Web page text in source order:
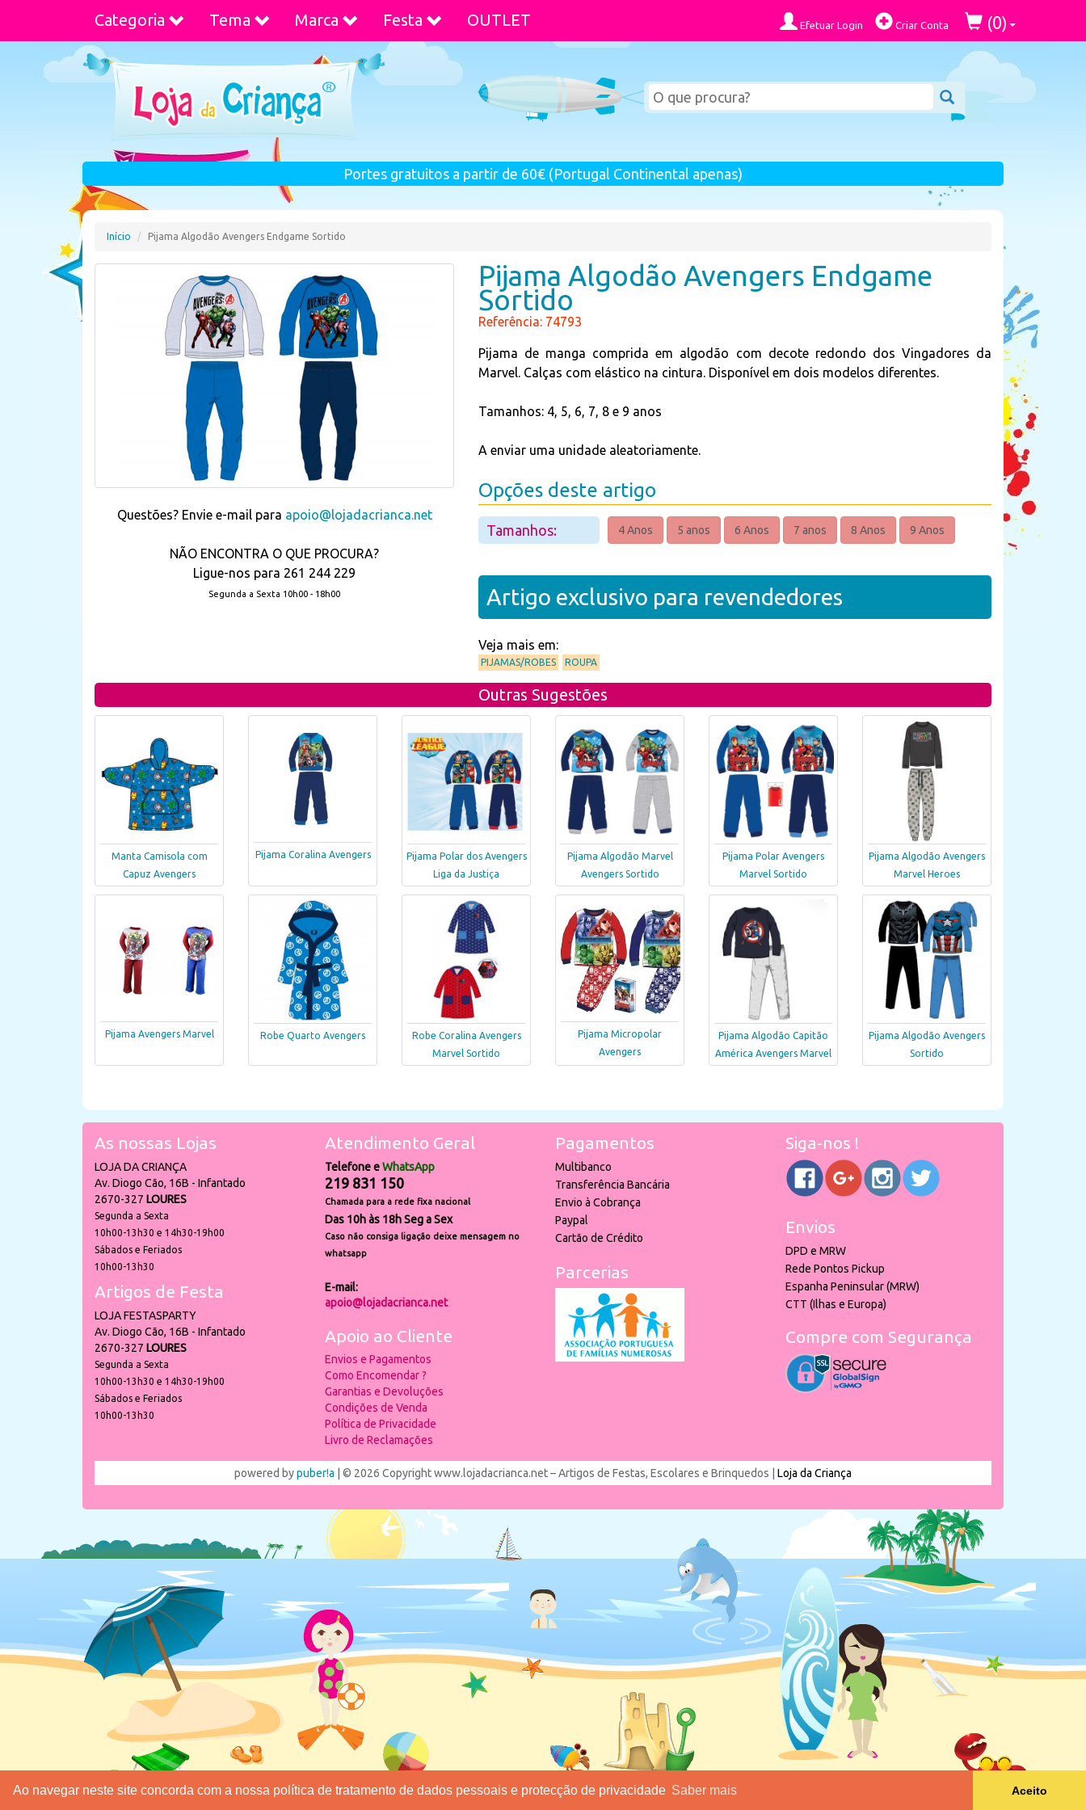
Ao navegar neste site concorda com a nossa política de tratamento de dados pessoais e protecção de privacidade Saber mais Aceito
Categoria Tema Marca Festa OUTLET Efetuar Login Criar Conta (0)
Portes gratuitos a partir de 60€ (Portugal Continental apenas)
Início Pijama Algodão Avengers Endgame Sortido
Questões? Envie e-mail para apoio@lojadacrianca.net
NÃO ENCONTRA O QUE PROCURA?
Ligue-nos para 261 244 229
Segunda a Sexta 10h00 - 18h00
Pijama Algodão Avengers Endgame
Sortido
Referência: 74793
Pijama de manga comprida em algodão com decote redondo dos Vingadores da
Marvel. Calças com elástico na cintura. Disponível em dois modelos diferentes.
Tamanhos: 4, 5, 6, 7, 8 e 9 anos
A enviar uma unidade aleatoriamente.
Opções deste artigo
Tamanhos: 4 Anos 5 anos 6 Anos 7 anos 8 Anos 9 Anos
Artigo exclusivo para revendedores
Veja mais em:
PIJAMAS/ROBES ROUPA
Outras Sugestões
Manta Camisola com
Capuz Avengers
Pijama Coralina Avengers
Pijama Polar dos Avengers
Liga da Justiça
Pijama Algodão Marvel
Avengers Sortido
Pijama Polar Avengers
Marvel Sortido
Pijama Algodão Avengers
Marvel Heroes
Pijama Avengers Marvel Robe Quarto Avengers
Robe Coralina Avengers
Marvel Sortido
Pijama Micropolar
Avengers
Pijama Algodão Capitão
América Avengers Marvel
Pijama Algodão Avengers
Sortido
As nossas Lojas
LOJA DA CRIANÇA
Av. Diogo Cão, 16B - Infantado
2670-327 LOURES
Segunda a Sexta
10h00-13h30 e 14h30-19h00
Sábados e Feriados
10h00-13h30
Artigos de Festa
LOJA FESTASPARTY
Av. Diogo Cão, 16B - Infantado
2670-327 LOURES
Segunda a Sexta
10h00-13h30 e 14h30-19h00
Sábados e Feriados
10h00-13h30
Atendimento Geral
Telefone eWhatsApp
219 831 150
Chamada para a rede fixa nacional
Das 10h às 18h Seg a Sex
Caso não consiga ligação deixe mensagem no
whatsapp
E-mail:
apoio@lojadacrianca.net
Apoio ao Cliente
Envios e Pagamentos
Como Encomendar ?
Garantias e Devoluções
Condições de Venda
Política de Privacidade
Livro de Reclamações
Pagamentos
Multibanco
Transferência Bancária
Envio à Cobrança
Paypal
Cartão de Crédito
Parcerias
Siga-nos !
Envios
DPD e MRW
Rede Pontos Pickup
Espanha Peninsular (MRW)
CTT (Ilhas e Europa)
Compre com Segurança
powered bypuber!a | © 2026 Copyright www.lojadacrianca.net – Artigos de Festas, Escolares e Brinquedos | Loja da Criança